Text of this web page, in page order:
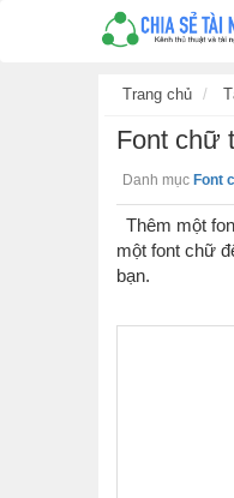
Trang chủ
Font chữ
Danh mục Font
Thêm một
một font chữ
bạn.